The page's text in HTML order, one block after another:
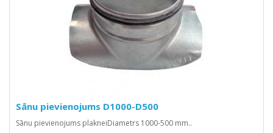
Sānu pievienojums D1000-D500
Sānu pievienojums plakneiDiametrs 1000-500 mm..